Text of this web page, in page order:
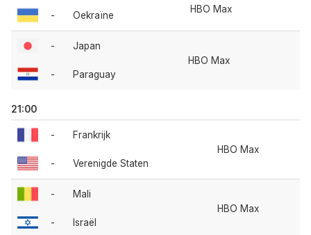
- Oekraïne
HBO Max
-
-
Japan
Paraguay
HBO Max
21:00
-
-
Frankrijk
Verenigde Staten
HBO Max
-
-
Mali
Israël
HBO Max